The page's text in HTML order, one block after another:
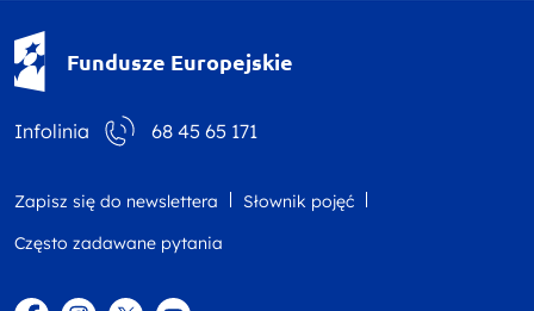
Fundusze Europejskie
Infolinia 68 45 65 171
Zapisz się do newslettera
Słownik pojęć
Często zadawane pytania